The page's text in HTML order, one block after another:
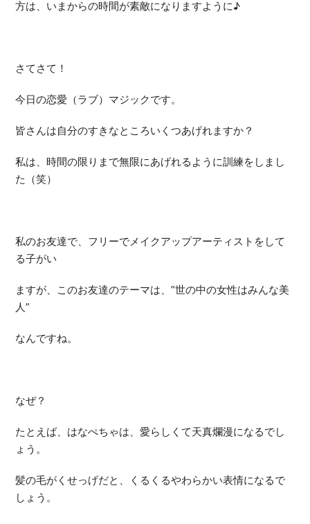
方は、いまからの時間が素敵になりますように♪
さてさて！
今日の恋愛（ラブ）マジックです。
皆さんは自分のすきなところいくつあげれますか？
私は、時間の限りまで無限にあげれるように訓練をしまし
た（笑）
私のお友達で、フリーでメイクアップアーティストをして
る子がい
ますが、このお友達のテーマは、”世の中の女性はみんな美
人”
なんですね。
なぜ？
たとえば、はなぺちゃは、愛らしくて天真爛漫になるでし
ょう。
髪の毛がくせっげだと、くるくるやわらかい表情になるで
しょう。